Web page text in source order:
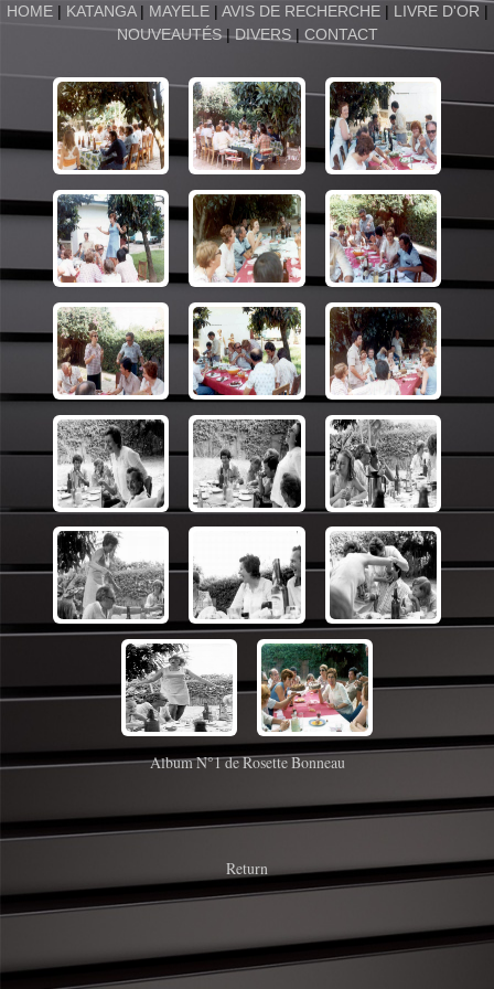
HOME | KATANGA| MAYELE| AVIS DE RECHERCHE| LIVRE D'OR |
NOUVEAUTÉS|DIVERS| CONTACT
Album N°1 de Rosette Bonneau
Return